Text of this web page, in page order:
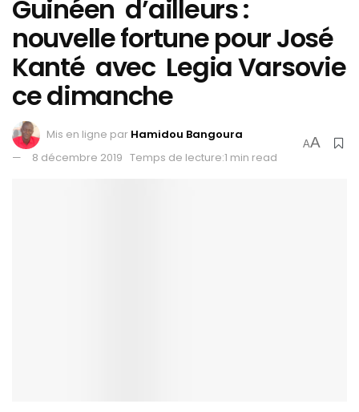
Guinéen d’ailleurs :
nouvelle fortune pour José
Kanté avec Legia Varsovie
ce dimanche
Mis en ligne par Hamidou Bangoura
8 décembre 2019 Temps de lecture:1 min read
AA